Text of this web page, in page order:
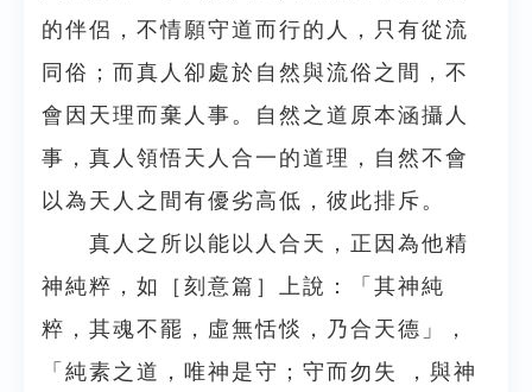
的伴侶，不情願守道而行的人，只有從流
同俗；而真人卻處於自然與流俗之間，不
會因天理而棄人事。自然之道原本涵攝人
事，真人領悟天人合一的道理，自然不會
以為天人之間有優劣高低，彼此排斥。
真人之所以能以人合天，正因為他精
神純粹，如［刻意篇］上說：「其神純
粹，其魂不罷，虛無恬惔，乃合天德」，
「純素之道，唯神是守；守而勿失 ，與神